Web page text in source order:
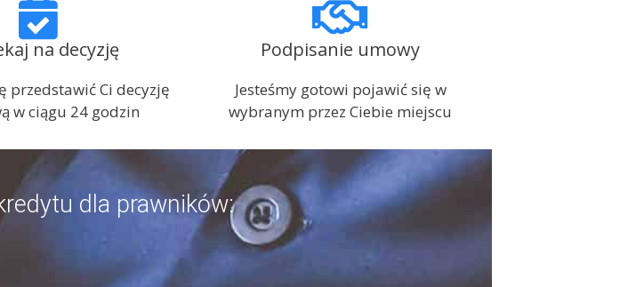
na decyzję
przedstawić Ci decyzję
w ciągu 24 godzin
Podpisanie umowy
Jesteśmy gotowi pojawić się w
wybranym przez Ciebie miejscu
dla prawników:​